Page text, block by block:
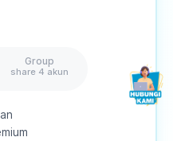
Group
share 4 akun